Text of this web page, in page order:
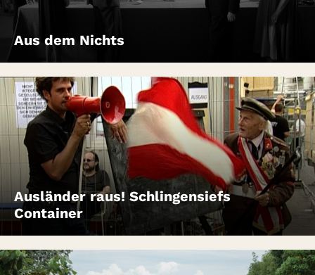
Aus dem Nichts
Ausländer raus! Schlingensiefs
Container